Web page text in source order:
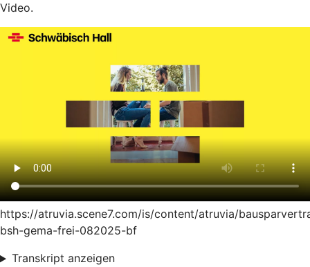
Video.
https://atruvia.scene7.com/is/content/atruvia/
bsh-gema-frei-082025-bf
Transkript anzeigen